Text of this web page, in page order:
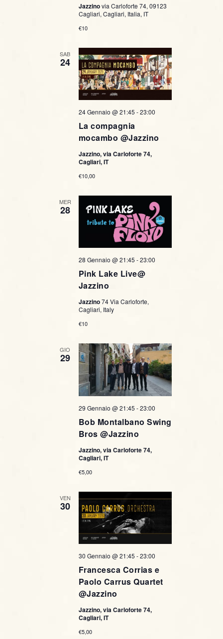
Jazzinovia Carloforte 74, 09123
Cagliari, Cagliari, Italia, IT
€10
SAB
24
La compagnia
mocambo @Jazzino
24 Gennaio @ 21:45 -23:00
Jazzino, via Carloforte 74,
Cagliari, IT
€10,00
MER
28
Pink Lake Live@
Jazzino
28 Gennaio @ 21:45 -23:00
Jazzino74 Via Carloforte,
Cagliari, Italy
€10
GIO
29
Bob Montalbano Swing
Bros @Jazzino
29 Gennaio @ 21:45 -23:00
Jazzino, via Carloforte 74,
Cagliari, IT
€5,00
VEN
30
Francesca Corrias e
Paolo Carrus Quartet
@Jazzino
30 Gennaio @ 21:45 -23:00
Jazzino, via Carloforte 74,
Cagliari, IT
€5,00